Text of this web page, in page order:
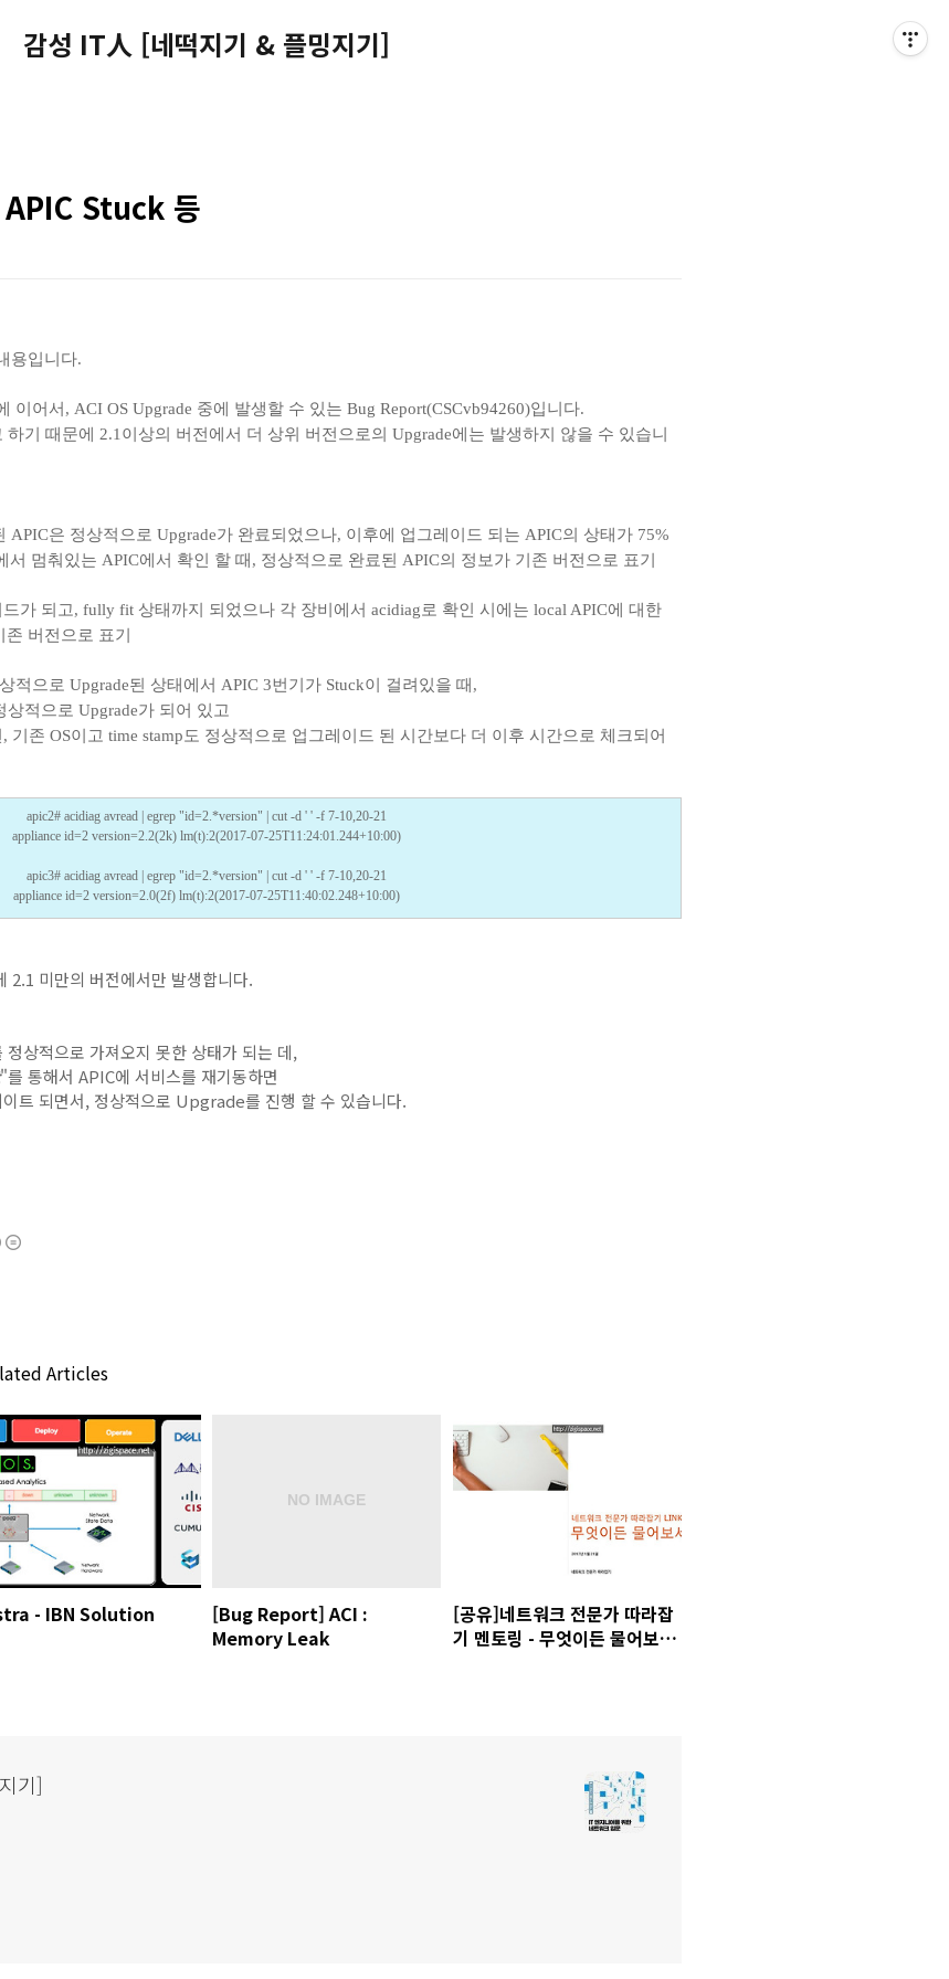
감성 IT人 [네떡지기 & 플밍지기]
Stuck 등
용입니다.
이어서, ACI OS Upgrade 중에 발생할 수 있는 Bug Report(CSCvb94260)입니다.
기 때문에 2.1이상의 버전에서 더 상위 버전으로의 Upgrade에는 발생하지 않을 수 있습니
APIC은 정상적으로 Upgrade가 완료되었으나, 이후에 업그레이드 되는 APIC의 상태가 75%
서 멈춰있는 APIC에서 확인 할 때, 정상적으로 완료된 APIC의 정보가 기존 버전으로 표기
가 되고, fully fit 상태까지 되었으나 각 장비에서 acidiag로 확인 시에는 local APIC에 대한
버전으로 표기
적으로 Upgrade된 상태에서 APIC 3번기가 Stuck이 걸려있을 때,
적으로 Upgrade가 되어 있고
기존 OS이고 time stamp도 정상적으로 업그레이드 된 시간보다 더 이후 시간으로 체크되어
apic2# acidiag avread | egrep "id=2.*version" | cut -d ' ' -f 7-10,20-21
appliance id=2 version=2.2(2k) lm(t):2(2017-07-25T11:24:01.244+10:00)
apic3# acidiag avread | egrep "id=2.*version" | cut -d ' ' -f 7-10,20-21
appliance id=2 version=2.0(2f) lm(t):2(2017-07-25T11:40:02.248+10:00)
2.1 미만의 버전에서만 발생합니다.
상적으로 가져오지 못한 상태가 되는 데,
"를 통해서 APIC에 서비스를 재기동하면
트 되면서, 정상적으로 Upgrade를 진행 할 수 있습니다.
Articles
- IBN Solution
[Bug Report] ACI :
Memory Leak
[공유]네트워크 전문가 따라잡
기 멘토링 - 무엇이든 물어보세
기]